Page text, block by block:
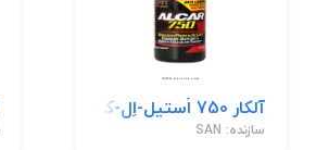
آلکار 750 اَستیل-اِل-کارنیتین 750 میلی گرم قرص
سازنده: SAN